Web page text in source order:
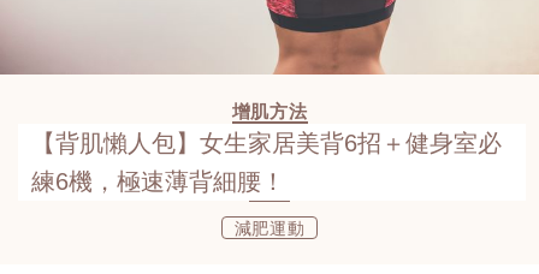
增肌方法
【背肌懶人包】女生家居美背6招＋健身室必
練6機，極速薄背細腰！
減肥運動